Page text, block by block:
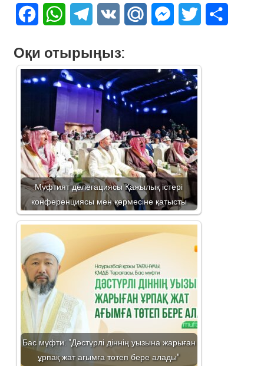
FacebookWhatsAppTelegram
VK Mail.Ru Messenger
Twitter
Оқи отырыңыз:
Мүфтият делегациясы Қажылық істері
конференциясы мен көрмесіне қатысты
Бас мүфти: "Дәстүрлі діннің уызына жарыған
ұрпақ жат ағымға төтеп бере алады"